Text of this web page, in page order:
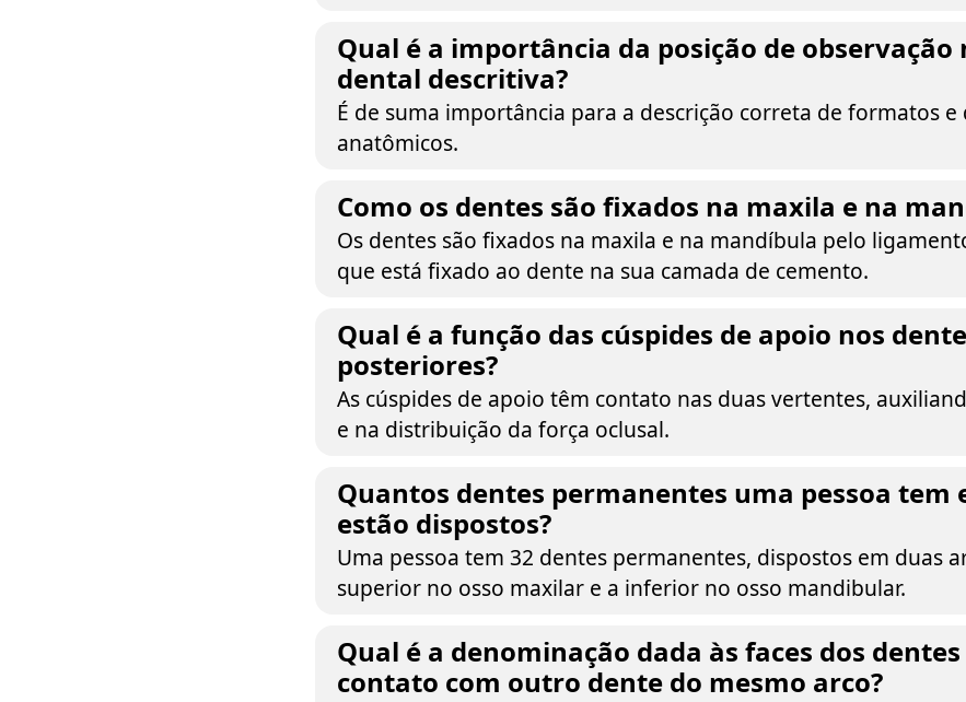
Qual é a importância da posição de
dental descritiva?
É de suma importância para a descrição correta de formatos e
anatômicos.
Como os dentes são fixados na maxila e na
Os dentes são fixados na maxila e na mandíbula pelo
que está fixado ao dente na sua camada de cemento.
Qual é a função das cúspides de apoio nos
posteriores?
As cúspides de apoio têm contato nas duas vertentes,
e na distribuição da força oclusal.
Quantos dentes permanentes uma pessoa tem
estão dispostos?
Uma pessoa tem 32 dentes permanentes, dispostos em duas
superior no osso maxilar e a inferior no osso mandibular.
Qual é a denominação dada às faces dos
contato com outro dente do mesmo arco?